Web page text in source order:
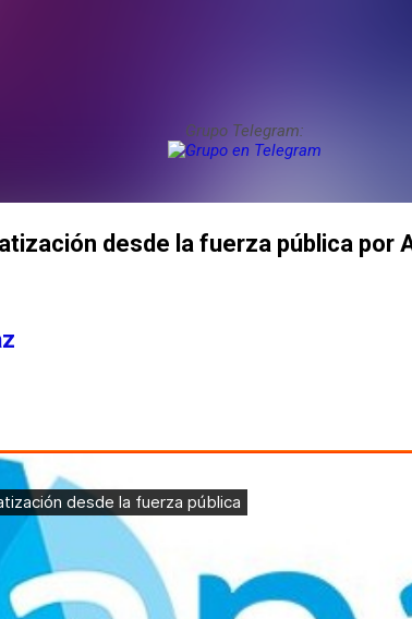
Grupo Telegram:
desde la fuerza pública por